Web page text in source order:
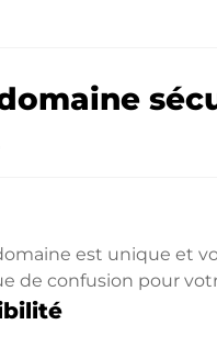
est unique et
de confusion pour